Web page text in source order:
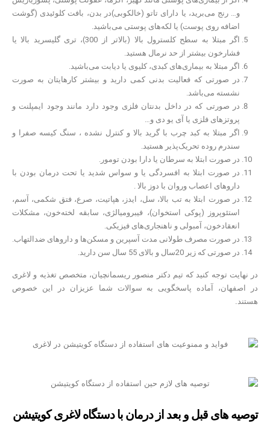
و… رنج می‌برید، یا دارای تاتو (خالکوبی)در بدن، بافت کلوئیدی (گوشت
اضافه روی پوست) یا لکه‌های پوستی می‌باشید.
اگر مبتلا به سطح کلسترول بالا (بالاتر از 300)، تری گلیسرید بالا یا
فشارخون بیشتر از حد نرمال هستید.
اگر مبتلا به بیماری‌های کبدی، کلیوی یا دیابت می‌باشید.
در صورتی که فعالیت بدنی کمی دارید و بیشتر کارهایتان به صورت
نشسته می‌باشد.
در صورتی که در داخل بدنتان فلزی وجود دارد مانند وجود ایمپلنت و
پروتزهای فلزی یا آی یو دی و…
اگر مبتلا به کبد چرب با گرید بالا و کنترل نشده ، سنگ کیسه صفرا و
سندرم روده تحریک‌پذیر هستید.
در صورت ابتلا به سرطان یا دارا بودن تومور.
در صورت ابتلا به افسردگی یا و سواس شدید یا تحت درمان بودن با
داروهای اعصاب وروان با دوز بالا .
در صورت ابتلا به تب بالا، سل، ایدز، هپاتیت، صرع، فتق شکمی، آسم،
استئوپروز (پوکی استخوان)، فیبرومیالژی، سابقه لخته‌خون، مشکلات
انعقادخون، آمبولی و ناهنجاری‌های فیزیکی.
در صورت مصرف طولانی مدت آسپرین و مسکن‌ها و داروهای ضدالتهاب.
در صورتی که زیر 20سال و بالای 55 سال سن دارید.
در نهایت توجه کنید که تیم دکتر منصور ریسمانچیان، متخصص تغذیه و لاغری
در اصفهان، آماده پاسخگویی به سوالات شما عزیزان در این خصوص
هستند.
توصیه های قبل و بعد از درمان با دستگاه لاغری کویتیشن